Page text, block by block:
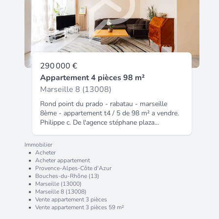
wc Actuellemnt loué 719 euros pour
l'appartement + 121 euros pour le garage hors
charges, il peut devenir votre residence
principale au terme du bail en cours (30 / 08 /
2027). À visiter sans attendre avec votre
agence La Comtesse Immobilier au 04 91 40
10 80 - Valérie SAVIN.
290 000 €
Appartement 4 pièces 98 m²
Marseille 8 (13008)
Rond point du prado - rabatau - marseille
8ème - appartement t4 / 5 de 98 m² a vendre.
Philippe c. De l'agence stéphane plaza
avec plus de 400 annonces immobilières vous
présente : votre espace de vie dans une
configuration de type t4 / 5 dans une
résidence des années 90 au 4ème étage, et de
choisir ici l'équilibre parfait entre ville et mer.
Profitez de cet emplacement proche de tous
commerces de proximité, centre commercial,
métro, bus, écoles, parcs, plages,. Vous
Immobilier
• Acheter
• Acheter appartement
• Provence-Alpes-Côte d'Azur
• Bouches-du-Rhône (13)
• Marseille (13000)
• Marseille 8 (13008)
• Vente appartement 3 pièces
• Vente appartement 3 pièces 59 m²